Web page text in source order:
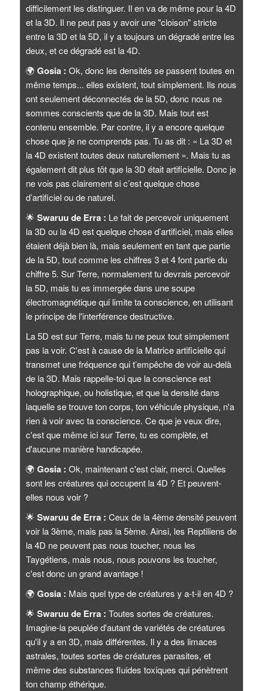
difficilement les distinguer. Il en va de même pour la 4D
et la 3D. Il ne peut pas y avoir une "cloison" stricte
entre la 3D et la 5D, il y a toujours un dégradé entre les
deux, et ce dégradé est la 4D.
🌍 Gosia : Ok, donc les densités se passent toutes en
même temps... elles existent, tout simplement. Ils nous
ont seulement déconnectés de la 5D, donc nous ne
sommes conscients que de la 3D. Mais tout est
contenu ensemble. Par contre, il y a encore quelque
chose que je ne comprends pas. Tu as dit : « La 3D et
la 4D existent toutes deux naturellement ». Mais tu as
également dit plus tôt que la 3D était artificielle. Donc je
ne vois pas clairement si c’est quelque chose
d’artificiel ou de naturel.
🌟 Swaruu de Erra : Le fait de percevoir uniquement
la 3D ou la 4D est quelque chose d’artificiel, mais elles
étaient déjà bien là, mais seulement en tant que partie
de la 5D, tout comme les chiffres 3 et 4 font partie du
chiffre 5. Sur Terre, normalement tu devrais percevoir
la 5D, mais tu es immergée dans une soupe
électromagnétique qui limite ta conscience, en utilisant
le principe de l'interférence destructive.
La 5D est sur Terre, mais tu ne peux tout simplement
pas la voir. C'est à cause de la Matrice artificielle qui
transmet une fréquence qui t’empêche de voir au-delà
de la 3D. Mais rappelle-toi que la conscience est
holographique, ou holistique, et que la densité dans
laquelle se trouve ton corps, ton véhicule physique, n'a
rien à voir avec ta conscience. Ce que je veux dire,
c'est que même ici sur Terre, tu es complète, et
d'aucune manière handicapée.
🌍 Gosia : Ok, maintenant c'est clair, merci. Quelles
sont les créatures qui occupent la 4D ? Et peuvent-
elles nous voir ?
🌟 Swaruu de Erra : Ceux de la 4ème densité peuvent
voir la 3ème, mais pas la 5ème. Ainsi, les Reptiliens de
la 4D ne peuvent pas nous toucher, nous les
Taygétiens, mais nous, nous pouvons les toucher,
c'est donc un grand avantage !
🌍 Gosia : Mais quel type de créatures y a-t-il en 4D ?
🌟 Swaruu de Erra : Toutes sortes de créatures.
Imagine-la peuplée d'autant de variétés de créatures
qu'il y a en 3D, mais différentes. Il y a des limaces
astrales, toutes sortes de créatures parasites, et
même des substances fluides toxiques qui pénètrent
ton champ éthérique.